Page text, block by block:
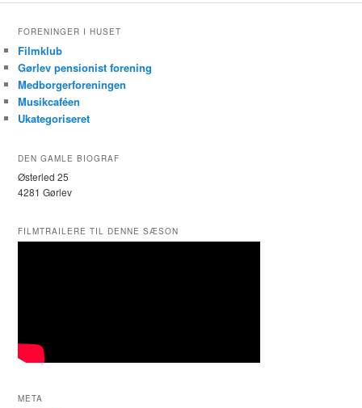
FORENINGER I HUSET
Filmklub
Gørlev pensionist forening
Medborgerforeningen
Musikcaféen
Ukategoriseret
DEN GAMLE BIOGRAF
Østerled 25
4281 Gørlev
FILMTRAILERE TIL DENNE SÆSON
META